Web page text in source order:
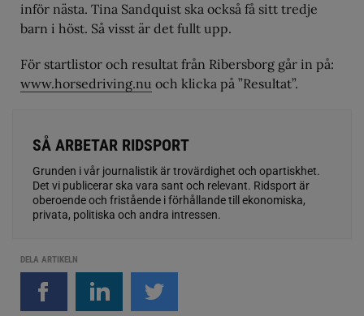
inför nästa. Tina Sandquist ska också få sitt tredje
barn i höst. Så visst är det fullt upp.
För startlistor och resultat från Ribersborg går in på:
www.horsedriving.nu och klicka på ”Resultat”.
SÅ ARBETAR RIDSPORT
Grunden i vår journalistik är trovärdighet och opartiskhet.
Det vi publicerar ska vara sant och relevant. Ridsport är
oberoende och fristående i förhållande till ekonomiska,
privata, politiska och andra intressen.
DELA ARTIKELN